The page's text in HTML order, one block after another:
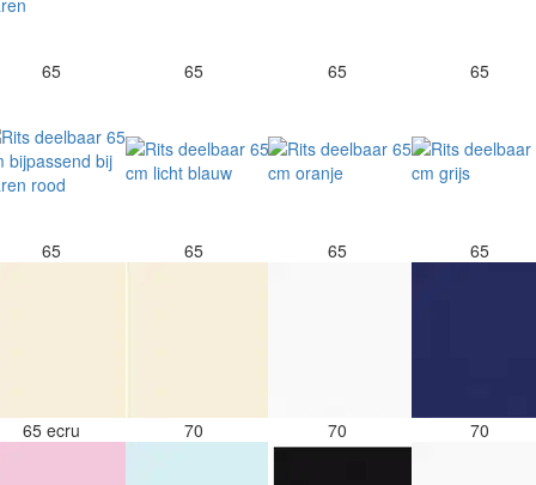
65 65 65 65
65 65 65 65
65 ecru 70 70 70